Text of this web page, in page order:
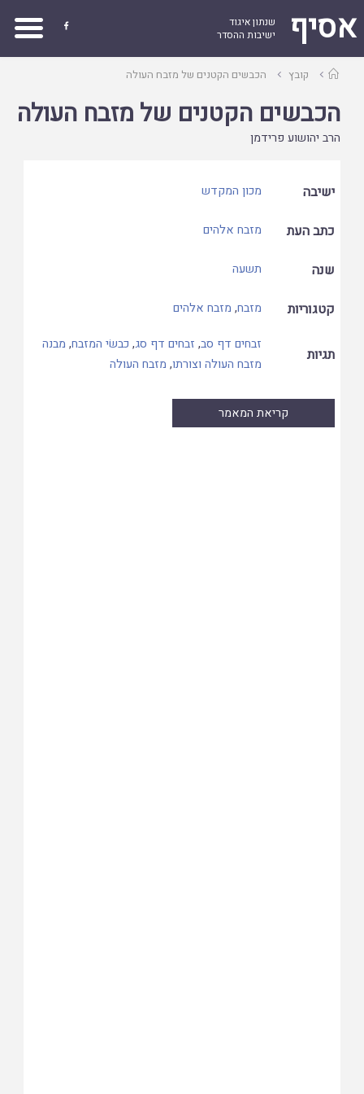
אסיף
שנתון איגוד
ישיבות ההסדר

עמודקובץ הכבשים הקטנים של מזבח העולה
הכבשים הקטנים של מזבח העולה
הרב יהושוע פרידמן
ישיבה מכון המקדש
כתב העת מזבח אלהים
שנה תשעה
קטגוריות מזבח, מזבח אלהים
תגיות
זבחים דף סב, זבחים דף סג, כבשׂי המזבח, מבנה
מזבח העולה וצורתו, מזבח העולה
קריאת המאמר